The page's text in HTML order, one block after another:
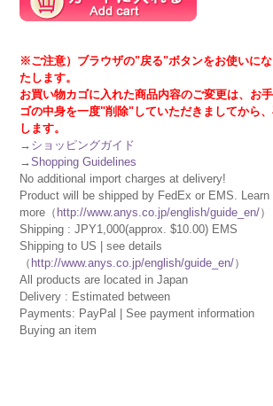
※ご注意）ブラウザの"戻る"ボタンをお使いに
たします。
お買い物カゴに入れた商品内容のご変更は、お
ゴの中身を一度"削除"していただきましてから
します。
→ ショッピングガイド
→Shopping Guidelines
No additional import charges at delivery!
Product will be shipped by FedEx or EMS. Learn
more（ http://www.anys.co.jp/english/guide_en/）
Shipping : JPY1,000(approx. $10.00) EMS
Shipping to US | see details
（ http://www.anys.co.jp/english/guide_en/）
All products are located in Japan
Delivery : Estimated between
Payments: PayPal | See payment information
Buying an item